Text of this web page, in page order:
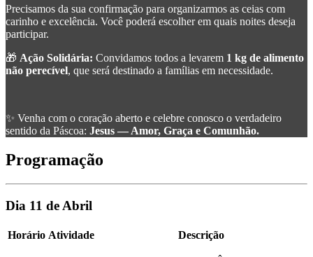
Precisamos da sua confirmação para organizarmos as ceias com
carinho e excelência. Você poderá escolher em quais noites deseja
participar.
🎁 Ação Solidária: Convidamos todos a levarem 1 kg de alimento
não perecível, que será destinado a famílias em necessidade.
✨ Venha com o coração aberto e celebre conosco o verdadeiro
sentido da Páscoa: Jesus — Amor, Graça e Comunhão.
Programação
Dia 11 de Abril
Horário Atividade Descrição